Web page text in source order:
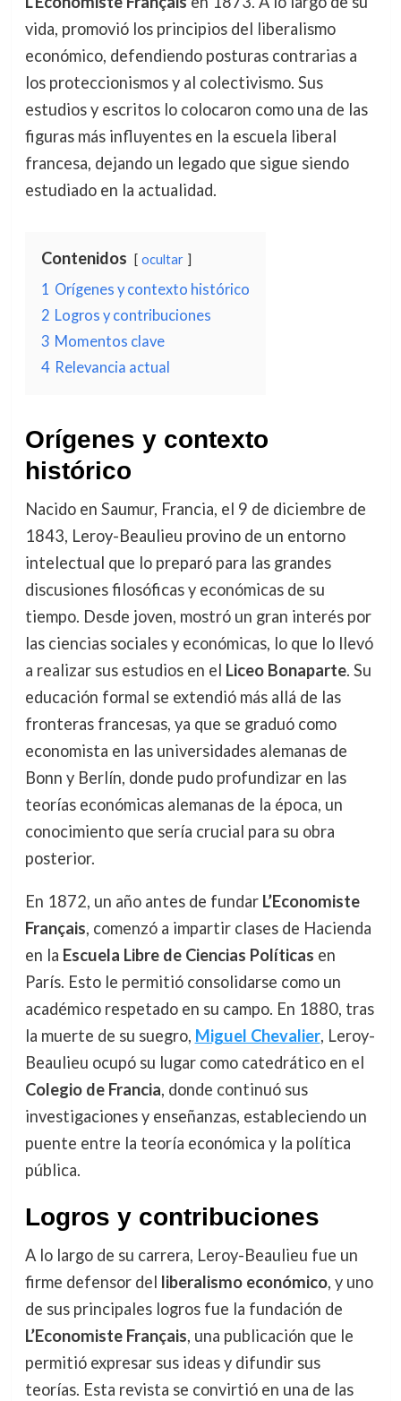
vida, promovió los principios del liberalismo
económico, defendiendo posturas contrarias a
los proteccionismos y al colectivismo. Sus
estudios y escritos lo colocaron como una de las
figuras más influyentes en la escuela liberal
francesa, dejando un legado que sigue siendo
estudiado en la actualidad.
Contenidos ocultar
1 Orígenes y contexto histórico
2 Logros y contribuciones
3 Momentos clave
4 Relevancia actual
Orígenes y contexto
histórico
Nacido en Saumur, Francia, el 9 de diciembre de
1843, Leroy-Beaulieu provino de un entorno
intelectual que lo preparó para las grandes
discusiones filosóficas y económicas de su
tiempo. Desde joven, mostró un gran interés por
las ciencias sociales y económicas, lo que lo llevó
a realizar sus estudios en el Liceo Bonaparte. Su
educación formal se extendió más allá de las
fronteras francesas, ya que se graduó como
economista en las universidades alemanas de
Bonn y Berlín, donde pudo profundizar en las
teorías económicas alemanas de la época, un
conocimiento que sería crucial para su obra
posterior.
En 1872, un año antes de fundar L’Economiste
Français, comenzó a impartir clases de Hacienda
en la Escuela Libre de Ciencias Políticas en
París. Esto le permitió consolidarse como un
académico respetado en su campo. En 1880, tras
la muerte de su suegro, Miguel Chevalier, Leroy-
Beaulieu ocupó su lugar como catedrático en el
Colegio de Francia, donde continuó sus
investigaciones y enseñanzas, estableciendo un
puente entre la teoría económica y la política
pública.
Logros y contribuciones
A lo largo de su carrera, Leroy-Beaulieu fue un
firme defensor del liberalismo económico, y uno
de sus principales logros fue la fundación de
L’Economiste Français, una publicación que le
permitió expresar sus ideas y difundir sus
teorías. Esta revista se convirtió en una de las